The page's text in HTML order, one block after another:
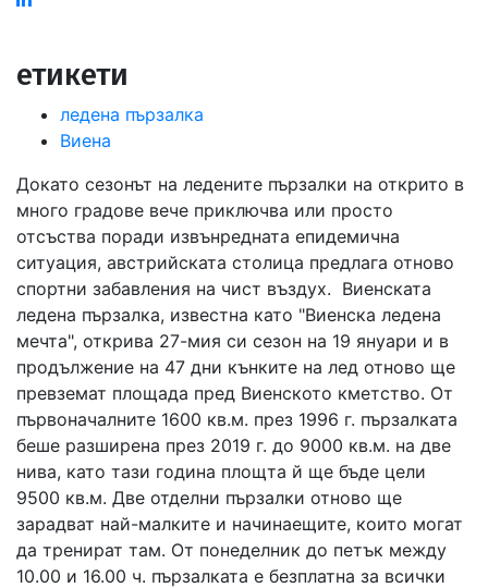
етикети
ледена пързалка
Виена
Докато сезонът на ледените пързалки на открито в
много градове вече приключва или просто
отсъства поради извънредната епидемична
ситуация, австрийската столица предлага отново
спортни забавления на чист въздух. Виенската
ледена пързалка, известна като "Виенска ледена
мечта", открива 27-мия си сезон на 19 януари и в
продължение на 47 дни кънките на лед отново ще
превземат площада пред Виенското кметство. От
първоначалните 1600 кв.м. през 1996 г. пързалката
беше разширена през 2019 г. до 9000 кв.м. на две
нива, като тази година площта й ще бъде цели
9500 кв.м. Две отделни пързалки отново ще
зарадват най-малките и начинаещите, които могат
да тренират там. От понеделник до петък между
10.00 и 16.00 ч. пързалката е безплатна за всички